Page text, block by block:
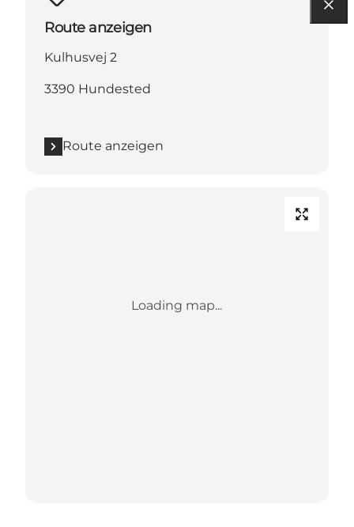
Route anzeigen
Kulhusvej 2
3390 Hundested
Route anzeigen
Loading map...